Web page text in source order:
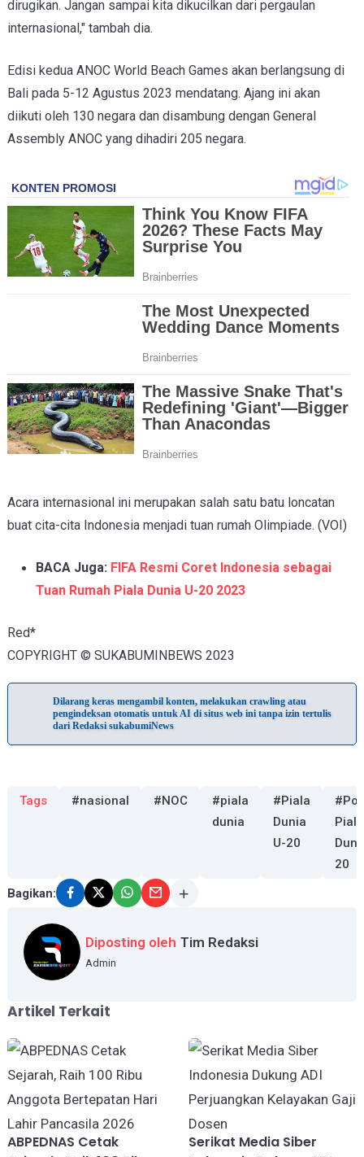
dirugikan. Jangan sampai kita dikucilkan dari pergaulan
internasional," tambah dia.
Edisi kedua ANOC World Beach Games akan berlangsung di
Bali pada 5-12 Agustus 2023 mendatang. Ajang ini akan
diikuti oleh 130 negara dan disambung dengan General
Assembly ANOC yang dihadiri 205 negara.
Acara internasional ini merupakan salah satu batu loncatan
buat cita-cita Indonesia menjadi tuan rumah Olimpiade. (VOI)
BACA Juga: FIFA Resmi Coret Indonesia sebagai
Tuan Rumah Piala Dunia U-20 2023
Red*
COPYRIGHT © SUKABUMINBEWS 2023
Dilarang keras mengambil konten, melakukan crawling atau
pengindeksan otomatis untuk AI di situs web ini tanpa izin tertulis
dari Redaksi sukabumiNews
Tags #nasional #NOC
#piala
dunia
#Piala
Dunia
U-20
Piala
20
Bagikan:
Diposting oleh Tim Redaksi
Admin
Artikel Terkait
ABPEDNAS Cetak
Serikat Media Siber